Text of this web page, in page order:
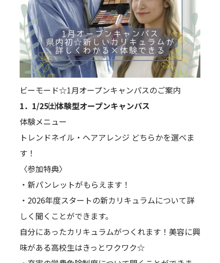
ビーモード☆1月オープンキャンパスのご案内
1．1/25㈯体験型オープンキャンパス
体験メニュー
トレンドネイル・ヘアアレンジ どちらかを選べま
す！
〈参加特典〉
・新パンレットがもらえます！
・2026年度スタートの新カリキュラムについて詳
しく聞くことができます。
自分にあったカリキュラムがつくれます！美容に興
味がある高校生はきっとワクワク☆